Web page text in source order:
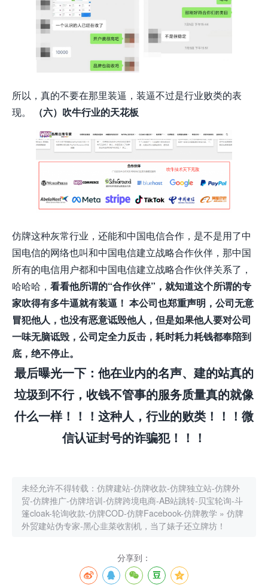
所以，真的不要在那里装逼，装逼不过是行业败类的表
现。
（六）吹牛行业的天花板
仿牌这种灰常行业，还能和中国电信合作，是不是用了中
国电信的网络也叫和中国电信建立战略合作伙伴，那中国
所有的电信用户都和中国电信建立战略合作伙伴关系了，
哈哈哈， 看看他所谓的“合作伙伴”，就知道这个所谓的专
家吹得有多牛逼就有装逼！ 本公司也郑重声明，公司无意
冒犯他人，也没有恶意诋毁他人，但是如果他人要对公司
一味无脑诋毁，公司定全力反击，耗时耗力耗钱都奉陪到
底，绝不停止。
最后曝光一下：他在业内的名声、建的站真的
垃圾到不行，收钱不管事的服务质量真的就像
什么一样！！！这种人，行业的败类！！！微
信认证封号的诈骗犯！！！
未经允许不得转载： 仿牌建站-仿牌收款-仿牌独立站-仿牌外
贸-仿牌推广-仿牌培训-仿牌跨境电商-AB站跳转-贝宝轮询-斗
篷cloak-轮询收款-仿牌COD-仿牌Facebook-仿牌教学 » 仿牌
外贸建站伪专家-黑心韭菜收割机，当了婊子还立牌坊！
分享到：